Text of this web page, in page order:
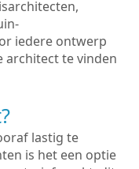
iedere ontwerp
architect te vinden
lastig te
is het een optie